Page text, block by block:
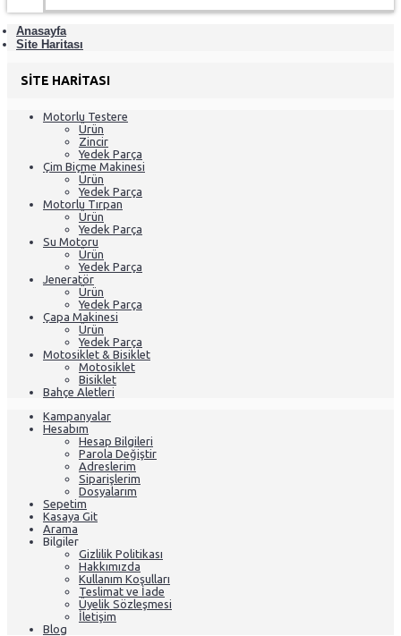
Anasayfa
Site Haritası
SITE HARITASI
Motorlu Testere
Ürün
Zincir
Yedek Parça
Çim Biçme Makinesi
Ürün
Yedek Parça
Motorlu Tırpan
Ürün
Yedek Parça
Su Motoru
Ürün
Yedek Parça
Jeneratör
Ürün
Yedek Parça
Çapa Makinesi
Ürün
Yedek Parça
Motosiklet & Bisiklet
Motosiklet
Bisiklet
Bahçe Aletleri
Kampanyalar
Hesabım
Hesap Bilgileri
Parola Değiştir
Adreslerim
Siparişlerim
Dosyalarım
Sepetim
Kasaya Git
Arama
Bilgiler
Gizlilik Politikası
Hakkımızda
Kullanım Koşulları
Teslimat ve İade
Üyelik Sözleşmesi
İletişim
Blog